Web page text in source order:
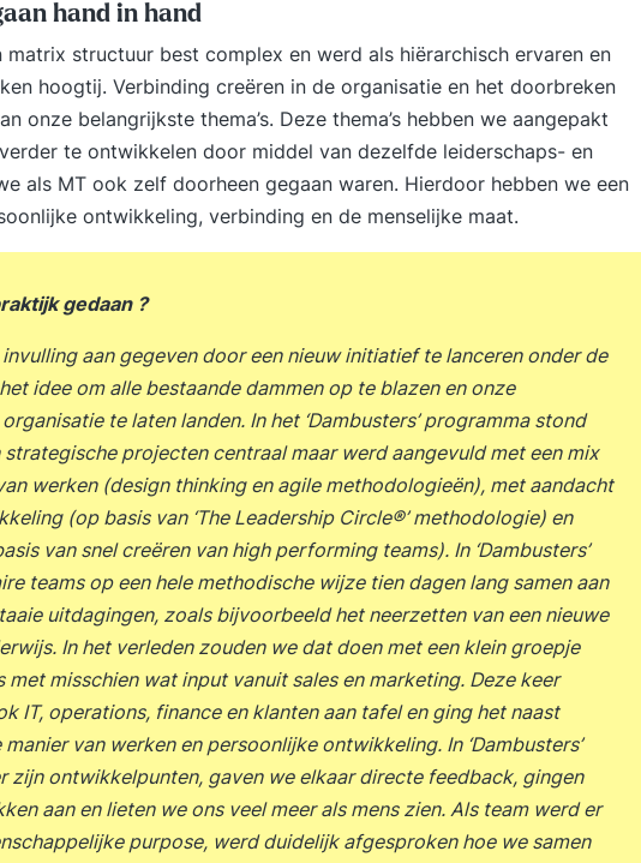
hand in hand
matrix structuur best complex en werd als hiërarchisch ervaren en
hoogtij. Verbinding creëren in de organisatie en het doorbreken
onze belangrijkste thema’s. Deze thema’s hebben we aangepakt
te ontwikkelen door middel van dezelfde leiderschaps- en
als MT ook zelf doorheen gegaan waren. Hierdoor hebben we een
ontwikkeling, verbinding en de menselijke maat.
gedaan ?
aan gegeven door een nieuw initiatief te lanceren onder de
het idee om alle bestaande dammen op te blazen en onze
te laten landen. In het ‘Dambusters’ programma stond
projecten centraal maar werd aangevuld met een mix
werken (design thinking en agile methodologieën), met aandacht
(op basis van ‘The Leadership Circle®’ methodologie) en
van snel creëren van high performing teams). In ‘Dambusters’
teams op een hele methodische wijze tien dagen lang samen aan
uitdagingen, zoals bijvoorbeeld het neerzetten van een nieuwe
In het verleden zouden we dat doen met een klein groepje
misschien wat input vanuit sales en marketing. Deze keer
IT, operations, finance en klanten aan tafel en ging het naast
van werken en persoonlijke ontwikkeling. In ‘Dambusters’
zijn ontwikkelpunten, gaven we elkaar directe feedback, gingen
aan en lieten we ons veel meer als mens zien. Als team werd er
purpose, werd duidelijk afgesproken hoe we samen